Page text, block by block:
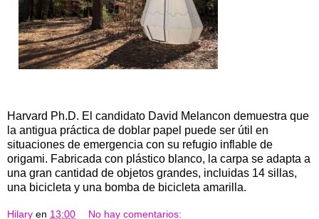
Harvard Ph.D. El candidato David Melancon demuestra que
la antigua práctica de doblar papel puede ser útil en
situaciones de emergencia con su refugio inflable de
origami. Fabricada con plástico blanco, la carpa se adapta a
una gran cantidad de objetos grandes, incluidas 14 sillas,
una bicicleta y una bomba de bicicleta amarilla.
Hilary en 13:00 No hay comentarios: